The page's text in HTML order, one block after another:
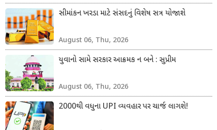
સીમાંકન ખરડા માટે સંસદનું વિશેષ સત્ર યોજાશે
August 06, Thu, 2026
યુવાનો સામે સરકાર આક્રમક ન બને : સુપ્રીમ
August 06, Thu, 2026
2000થી વધુના UPI વ્યવહાર પર ચાર્જ લાગશે!